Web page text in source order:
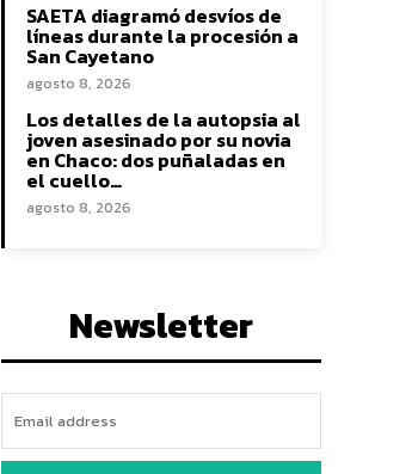
SAETA diagramó desvíos de
líneas durante la procesión a
San Cayetano
agosto 8, 2026
Los detalles de la autopsia al
joven asesinado por su novia
en Chaco: dos puñaladas en
el cuello…
agosto 8, 2026
Newsletter